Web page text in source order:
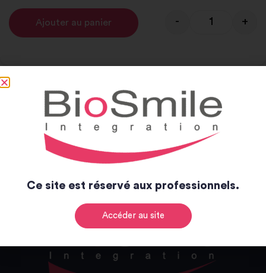
- +
Ajouter au panier
Notice et catalogue
Catalogue
Ce site est réservé aux professionnels.
Accéder au site